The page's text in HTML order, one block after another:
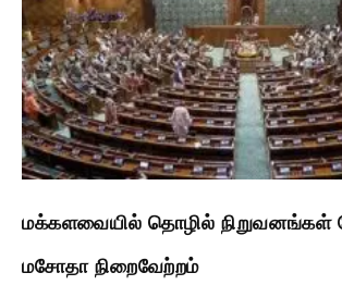
மக்களவையில் தொழில் நிறுவனங்கள்
மசோதா நிறைவேற்றம்